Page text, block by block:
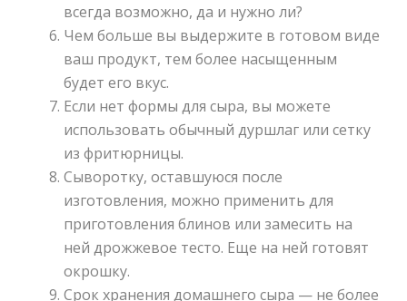
всегда возможно, да и нужно ли?
Чем больше вы выдержите в готовом виде
ваш продукт, тем более насыщенным
будет его вкус.
Если нет формы для сыра, вы можете
использовать обычный дуршлаг или сетку
из фритюрницы.
Сыворотку, оставшуюся после
изготовления, можно применить для
приготовления блинов или замесить на
ней дрожжевое тесто. Еще на ней готовят
окрошку.
Срок хранения домашнего сыра — не более